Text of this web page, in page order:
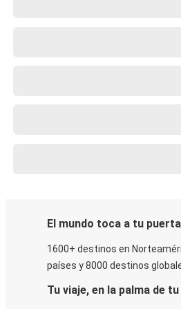
El mundo toca a tu puerta
1600+ destinos en
países y 8000 destinos
Tu viaje, en la palma de